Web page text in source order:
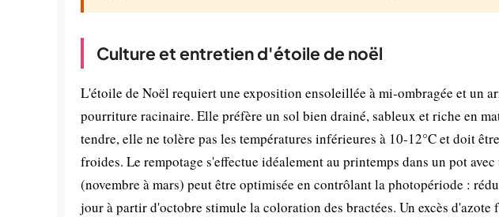
Culture et entretien d'étoile de noël
L'étoile de Noël requiert une exposition ensoleillée à mi-ombragée et un
pourriture racinaire. Elle préfère un sol bien drainé, sableux et riche en
tendre, elle ne tolère pas les températures inférieures à 10-12°C et doit
froides. Le rempotage s'effectue idéalement au printemps dans un pot
(novembre à mars) peut être optimisée en contrôlant la photopériode :
jour à partir d'octobre stimule la coloration des bractées. Un excès d'azote